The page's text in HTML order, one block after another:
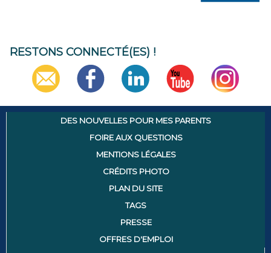
RESTONS CONNECTÉ(ES) !
DES NOUVELLES POUR MES PARENTS
FOIRE AUX QUESTIONS
MENTIONS LÉGALES
CRÉDITS PHOTO
PLAN DU SITE
TAGS
PRESSE
OFFRES D'EMPLOI